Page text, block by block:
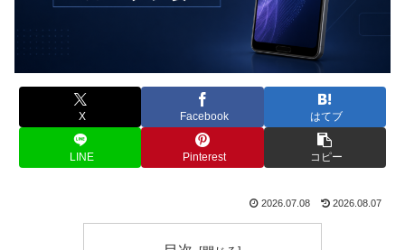
X Facebook はてブ
LINE Pinterest コピー
2026.07.08 2026.08.07